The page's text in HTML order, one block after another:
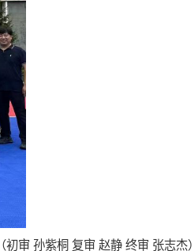
（初审 孙紫桐 复审 赵静 终审 张志杰）